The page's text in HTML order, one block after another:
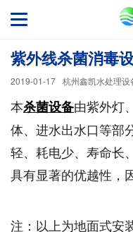
紫外线杀菌消毒
2019-01-17 杭州鑫凯水处理设
本杀菌设备由紫外灯
体、进水出水口等部
轻、耗电少、寿命长
具有显著的优越性，
注：以上为地面式安